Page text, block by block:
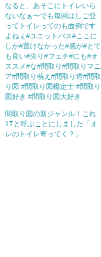
なると、あそこにトイレいら
ないなぁ〜でも毎回はしご登
ってトイレってのも面倒です
よねぇ#ユニットバス#ここに
しか#置けなかった#感が#とて
も良い#尖り#フェチ#にも#オ
ススメ#な#間取り#間取りマニ
ア#間取り萌え#間取り道#間取
り図 #間取り図鑑定士 #間取り
図好き #間取り図大好き
間取り図の新ジャンル！これ
1Tと呼ぶことにしました「オ
レのトイレ寄ってく？」